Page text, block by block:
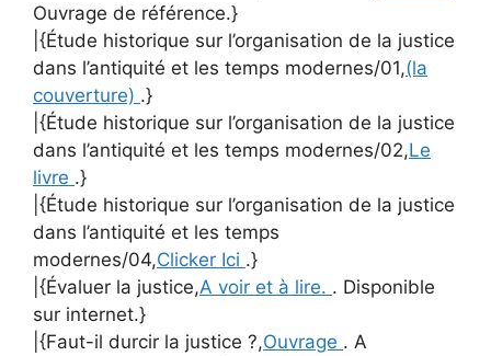
Ouvrage de référence.}
|{Étude historique sur l’organisation de la justice
dans l’antiquité et les temps modernes/01,(la
couverture) .}
|{Étude historique sur l’organisation de la justice
dans l’antiquité et les temps modernes/02,Le
livre .}
|{Étude historique sur l’organisation de la justice
dans l’antiquité et les temps
modernes/04,Clicker Ici .}
|{Évaluer la justice,A voir et à lire. . Disponible
sur internet.}
|{Faut-il durcir la justice ?,Ouvrage . A